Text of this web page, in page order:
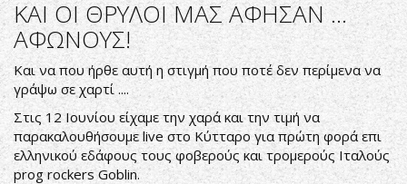
BRITISH
INVASION
@LAZY!
ΚΑΙ ΟΙ ΘΡΥΛΟΙ ΜΑΣ ΑΦΗΣΑΝ ...
ΑΦΩΝΟΥΣ!
Και να που ήρθε αυτή η στιγμή που ποτέ δεν περίμενα να
γράψω σε χαρτί ....
Στις 12 Ιουνίου είχαμε την χαρά και την τιμή να
παρακαλουθήσουμε live στο Κύτταρο για πρώτη φορά επι
ελληνικού εδάφους τους φοβερούς και τρομερούς Ιταλούς
prog rockers Goblin.